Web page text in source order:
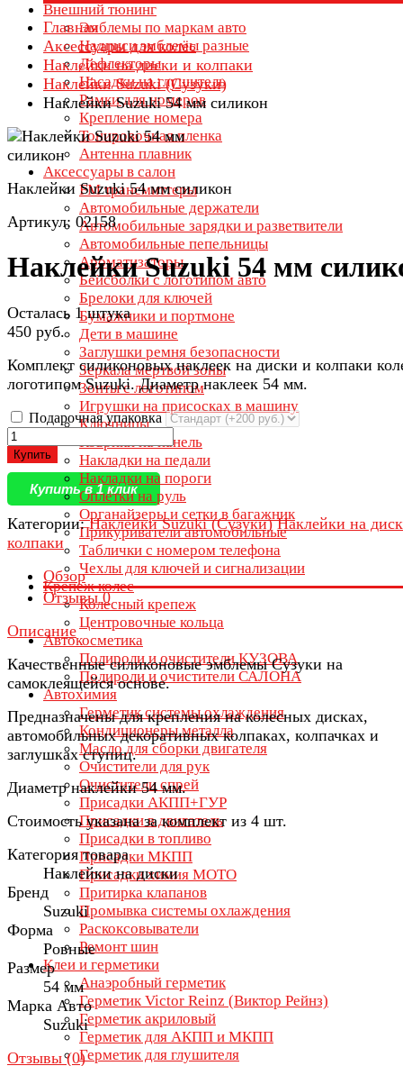
Внешний тюнинг
Эмблемы по маркам авто
Надписи эмблемы разные
Дефлекторы
Насадки на глушитель
Рамки для номеров
Крепление номера
Тонировочная пленка
Антенна плавник
Аксессуары в салон
FM трансмиттеры
Автомобильные держатели
Автомобильные зарядки и разветвители
Автомобильные пепельницы
Ароматизаторы
Бейсболки с логотипом авто
Брелоки для ключей
Бумажники и портмоне
Дети в машине
Заглушки ремня безопасности
Зеркала мертвой зоны
Зонты с логотипом
Игрушки на присосках в машину
Ключницы
Коврики на панель
Накладки на педали
Накладки на пороги
Оплётки на руль
Органайзеры и сетки в багажник
Прикуриватели автомобильные
Таблички с номером телефона
Чехлы для ключей и сигнализации
Крепеж колес
Колесный крепеж
Центровочные кольца
Автокосметика
Полироли и очистители КУЗОВА
Полироли и очистители САЛОНА
Автохимия
Герметик системы охлаждения
Кондиционеры металла
Масло для сборки двигателя
Очистители для рук
Очистители спрей
Присадки АКПП+ГУР
Присадки в двигатель
Присадки в топливо
Присадки МКПП
Присадки химия МОТО
Притирка клапанов
Промывка системы охлаждения
Раскоксовыватели
Ремонт шин
Клеи и герметики
Анаэробный герметик
Герметик Victor Reinz (Виктор Рейнз)
Герметик акриловый
Герметик для АКПП и МКПП
Герметик для глушителя
Главная
Аксессуары для колёс
Наклейки на диски и колпаки
Наклейки Suzuki (Сузуки)
Наклейки Suzuki 54 мм силикон
Наклейки Suzuki 54 мм силикон
Артикул: 02158
Наклейки Suzuki 54 мм
Осталась 1 штука
450 руб.
Комплект силиконовых наклеек на диски и колпаки
логотипом Suzuki. Диаметр наклеек 54 мм.
Подарочная упаковка
Купить
Купить в 1 клик
Категории:Наклейки Suzuki (Сузуки) Наклейки на
колпаки
Обзор
Отзывы0
Описание
Качественные силиконовые эмблемы Сузуки на
самоклеящейся основе.
Предназначены для крепления на колесных дисках,
автомобильных декоративных колпаках, колпачках и
заглушках ступиц.
Диаметр наклейки 54 мм.
Стоимость указана за комплект из 4 шт.
Категория товара
Наклейки на диски
Бренд
Suzuki
Форма
Ровные
Размер
54 мм
Марка Авто
Suzuki
Отзывы (0)